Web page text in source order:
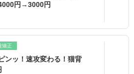
円→3000円
矯正
ンッ！速攻変わる！猫背